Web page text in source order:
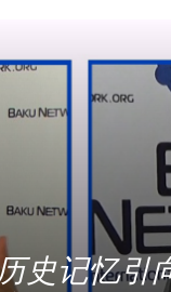
史记忆引